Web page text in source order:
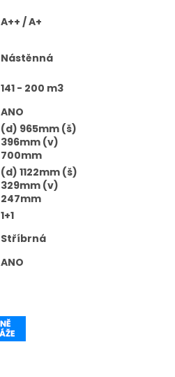
A++ / A+
Nástěnná
141 - 200 m3
ANO
(d) 965mm (š)
396mm (v)
700mm
(d) 1122mm (š)
329mm (v)
247mm
1+1
Stříbrná
ANO